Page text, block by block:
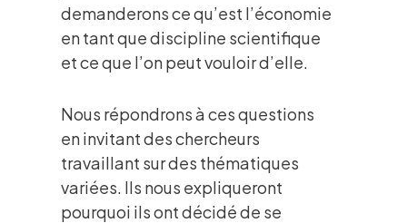
demanderons ce qu’est l’économie
en tant que discipline scientifique
et ce que l’on peut vouloir d’elle.
Nous répondrons à ces questions
en invitant des chercheurs
travaillant sur des thématiques
variées. Ils nous expliqueront
pourquoi ils ont décidé de se